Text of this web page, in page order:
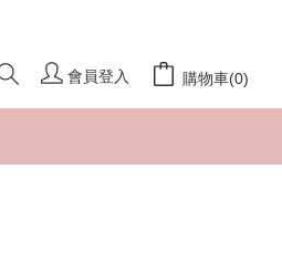
會員登入 購物車(0)